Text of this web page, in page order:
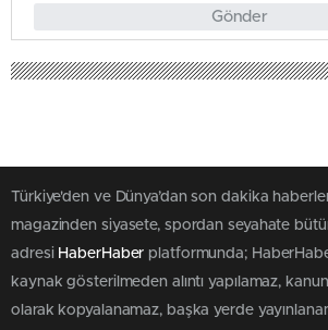
Gönder
Türkiye'den ve Dünya’dan son dakika
magazinden siyasete, spordan seyahate
adresi HaberHaber platformunda;
kaynak gösterilmeden alıntı yapılamaz,
olarak kopyalanamaz, başka yerde